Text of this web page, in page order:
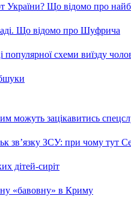
Що відомо про
Що відомо про Шуфрича
схеми виїзду
можуть зацікавитись
зв’язку ЗСУ: при чому тут
дітей-сиріт
«бавовну» в Криму